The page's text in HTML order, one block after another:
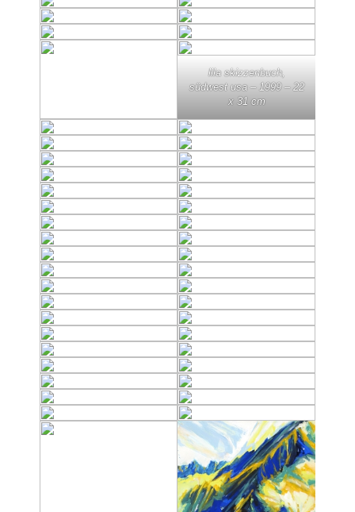
lila skizzenbuch,
südwest usa – 1999 – 22
x 31 cm